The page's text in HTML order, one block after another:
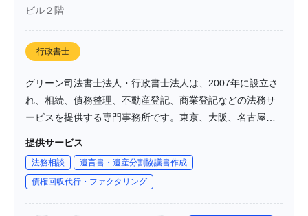
ビル２階
行政書士
グリーン司法書士法人・行政書士法人は、2007年に設立さ
れ、相続、債務整理、不動産登記、商業登記などの法務サ
ービスを提供する専門事務所です。東京、大阪、名古屋、
提供サービス
法務相談
遺言書・遺産分割協議書作成
債権回収代行・ファクタリング